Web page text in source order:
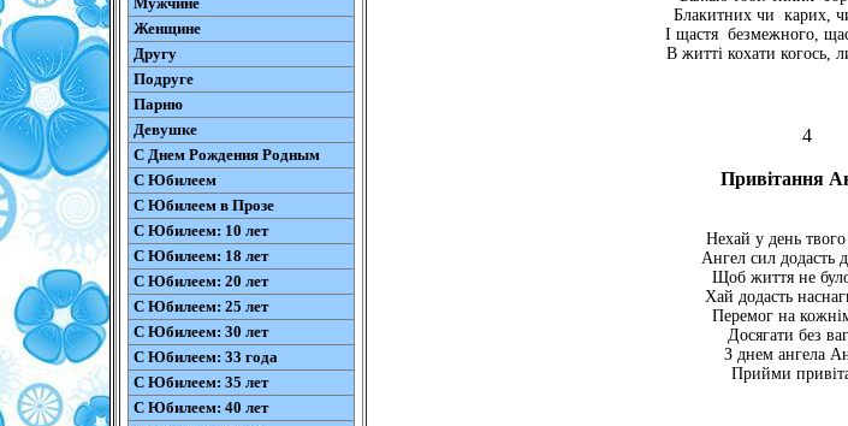
Женщине
Другу
Подруге
Парню
Девушке
С Днем Рождения Родным
С Юбилеем
С Юбилеем в Прозе
С Юбилеем: 10 лет
С Юбилеем: 18 лет
С Юбилеем: 20 лет
С Юбилеем: 25 лет
С Юбилеем: 30 лет
С Юбилеем: 33 года
С Юбилеем: 35 лет
С Юбилеем: 40 лет
Блакитних чи карих,
І щастя безмежного,
В житті кохати когось,
4
Привітання
Нехай у день твого
Ангел сил додасть
Щоб життя не
Хай додасть
Перемог на
Досягати без
З днем ангела
Прийми